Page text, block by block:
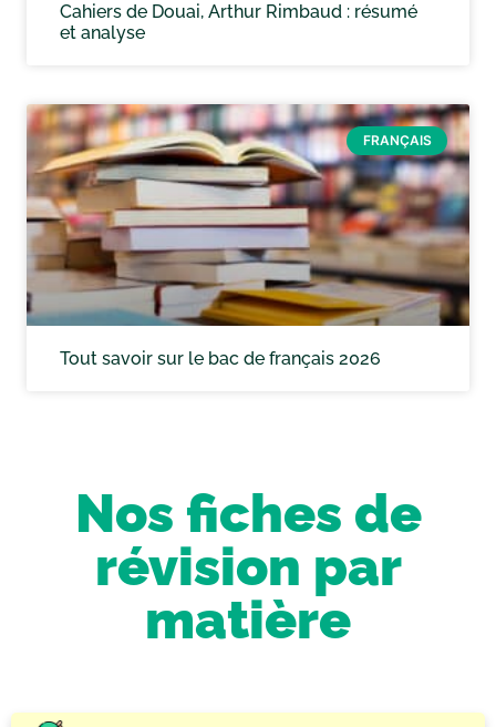
Cahiers de Douai, Arthur Rimbaud : résumé
et analyse
FRANÇAIS
Tout savoir sur le bac de français 2026
Nos fiches de
révision par
matière